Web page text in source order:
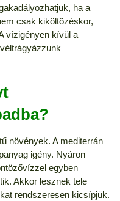
ha a
csak kiköltözéskor,
vízigényen kívül a
növények. A mediterrán
igény. Nyáron
egyben
Akkor lesznek tele
rendszeresen kicsípjük.